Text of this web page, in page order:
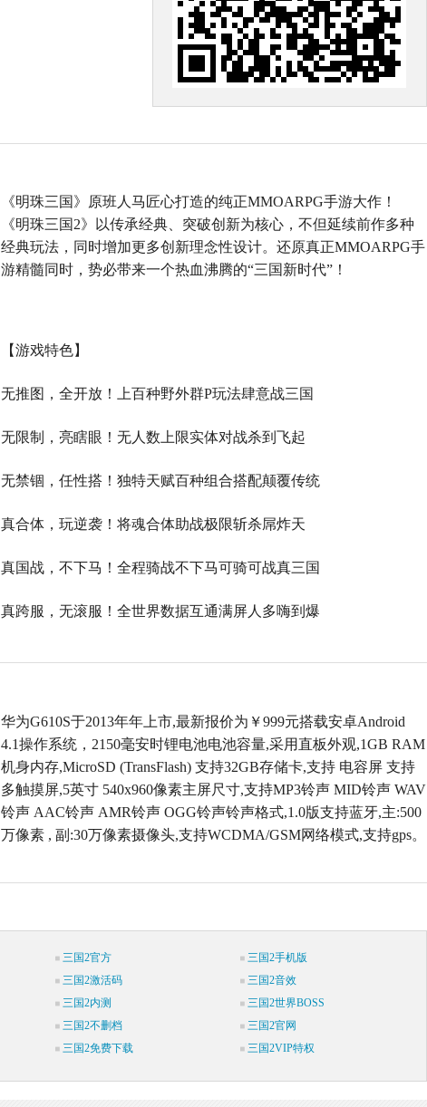
《明珠三国》原班人马匠心打造的纯正MMOARPG手游大作！
《明珠三国2》以传承经典、突破创新为核心，不但延续前作多种
经典玩法，同时增加更多创新理念性设计。还原真正MMOARPG手
游精髓同时，势必带来一个热血沸腾的“三国新时代”！
【游戏特色】
无推图，全开放！上百种野外群P玩法肆意战三国
无限制，亮瞎眼！无人数上限实体对战杀到飞起
无禁锢，任性搭！独特天赋百种组合搭配颠覆传统
真合体，玩逆袭！将魂合体助战极限斩杀屌炸天
真国战，不下马！全程骑战不下马可骑可战真三国
真跨服，无滚服！全世界数据互通满屏人多嗨到爆
华为G610S于2013年年上市,最新报价为￥999元搭载安卓Android
4.1操作系统，2150毫安时锂电池电池容量,采用直板外观,1GB RAM
机身内存,MicroSD (TransFlash) 支持32GB存储卡,支持 电容屏 支持
多触摸屏,5英寸 540x960像素主屏尺寸,支持MP3铃声 MID铃声 WAV
铃声 AAC铃声 AMR铃声 OGG铃声铃声格式,1.0版支持蓝牙,主:500
万像素 , 副:30万像素摄像头,支持WCDMA/GSM网络模式,支持gps。
三国2官方
三国2手机版
三国2激活码
三国2音效
三国2内测
三国2世界BOSS
三国2不删档
三国2官网
三国2免费下载 三国2VIP特权